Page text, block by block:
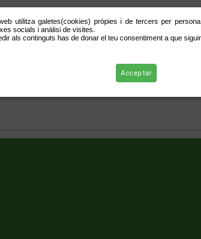
utilitza galetes(cookies) pròpies i de tercers per
socials i anàlisi de visites.
als continguts has de donar el teu consentiment a que
Acceptar